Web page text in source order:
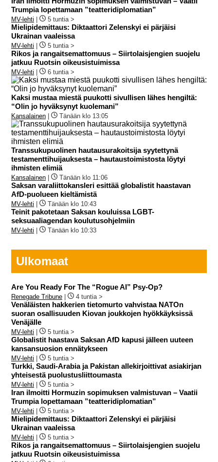
Trumpia lopettamaan ”teatteridiplomatian”
MV-lehti 5 tuntia >
Mielipidemittaus: Diktaattori Zelenskyi ei pärjäisi
Ukrainan vaaleissa
MV-lehti 5 tuntia >
Rikos ja rangaitsemattomuus – Siirtolaisjengien suojelu
jatkuu Ruotsin oikeusistuimissa
MV-lehti 6 tuntia >
Kaksi mustaa miestä puukotti sivullisen lähes hengiltä:
“Olin jo hyväksynyt kuolemani”
Kansalainen Tänään klo 13:05
Transsukupuolinen hautausurakoitsija syytettynä
testamenttihuijauksesta – hautaustoimistosta löytyi
ihmisten elimiä
Kansalainen Tänään klo 11:06
Saksan varaliittokansleri esittää globalistit haastavan
AfD-puolueen kieltämistä
MV-lehti Tänään klo 10:43
Teinit pakotetaan Saksan kouluissa LGBT-
seksuaaliagendan koulutusohjelmiin
MV-lehti Tänään klo 10:33
Ulkomaat
Are You Ready For The “Rogue AI” Psy-Op?
Renegade Tribune 4 tuntia >
Venäläisten hakkerien tietomurto vahvistaa NATOn
suoran osallisuuden Kiovan joukkojen hyökkäyksissä
Venäjälle
MV-lehti 5 tuntia >
Globalistit haastava Saksan AfD kapusi jälleen uuteen
kansansuosion ennätykseen
MV-lehti 5 tuntia >
Turkki, Saudi-Arabia ja Pakistan allekirjoittivat asiakirjan
yhteisestä puolustusliittoumasta
MV-lehti 5 tuntia >
Iran ilmoitti Hormuzin sopimuksen valmistuvan – Vaatii
Trumpia lopettamaan ”teatteridiplomatian”
MV-lehti 5 tuntia >
Mielipidemittaus: Diktaattori Zelenskyi ei pärjäisi
Ukrainan vaaleissa
MV-lehti 5 tuntia >
Rikos ja rangaitsemattomuus – Siirtolaisjengien suojelu
jatkuu Ruotsin oikeusistuimissa